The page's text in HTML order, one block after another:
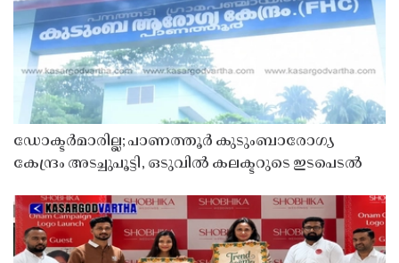
ഡോക്ടർമാരില്ല; പാണത്തൂർ കുടുംബാരോഗ്യ
കേന്ദ്രം അടച്ചുപൂട്ടി, ഒടുവിൽ കലക്ടറുടെ ഇടപെടൽ